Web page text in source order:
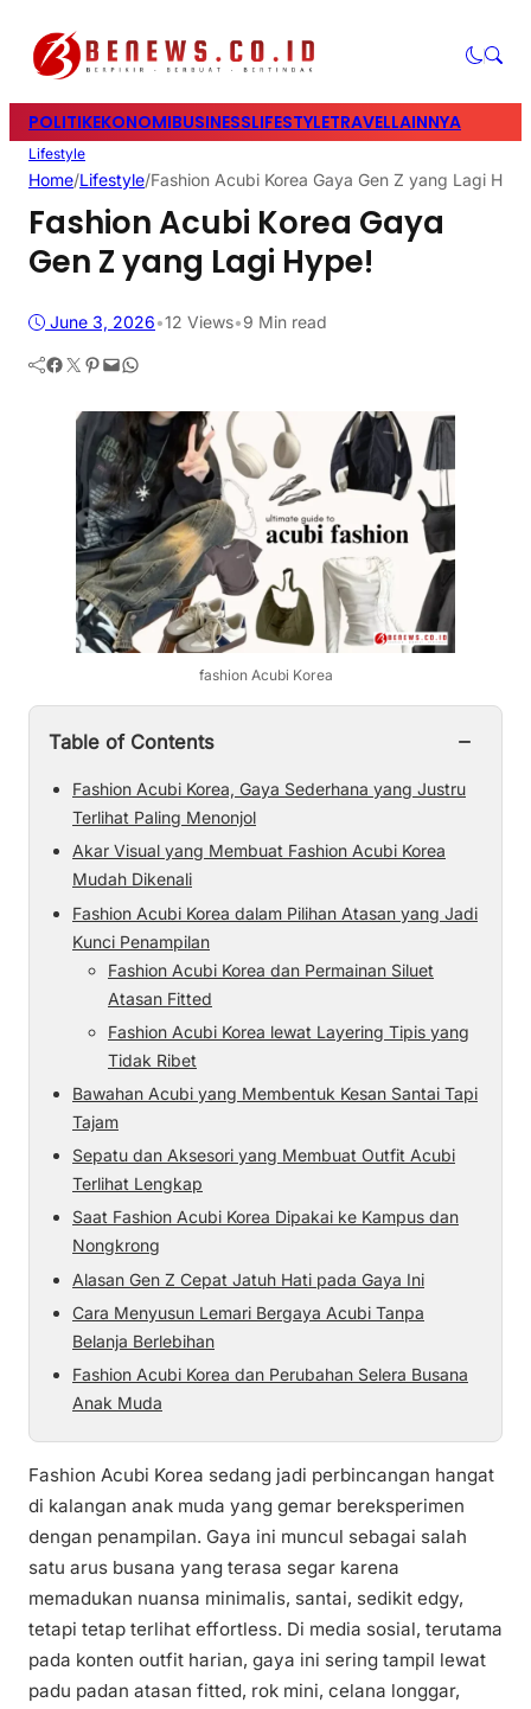
POLITIKEKONOMIBUSINESSLIFESTYLETRAVELLAINNYA
Lifestyle
Home/Lifestyle/Fashion Acubi Korea Gaya Gen Z yang Lagi
Fashion Acubi Korea Gaya
Gen Z yang Lagi Hype!
June 3, 2026•12 Views•9 Min read
Facebook Twitter Pinterest Mail WhatsApp
fashion Acubi Korea
Table of Contents −
Fashion Acubi Korea, Gaya Sederhana yang Justru
Terlihat Paling Menonjol
Akar Visual yang Membuat Fashion Acubi Korea
Mudah Dikenali
Fashion Acubi Korea dalam Pilihan Atasan yang Jadi
Kunci Penampilan
Fashion Acubi Korea dan Permainan Siluet
Atasan Fitted
Fashion Acubi Korea lewat Layering Tipis yang
Tidak Ribet
Bawahan Acubi yang Membentuk Kesan Santai Tapi
Tajam
Sepatu dan Aksesori yang Membuat Outfit Acubi
Terlihat Lengkap
Saat Fashion Acubi Korea Dipakai ke Kampus dan
Nongkrong
Alasan Gen Z Cepat Jatuh Hati pada Gaya Ini
Cara Menyusun Lemari Bergaya Acubi Tanpa
Belanja Berlebihan
Fashion Acubi Korea dan Perubahan Selera Busana
Anak Muda
Fashion Acubi Korea sedang jadi perbincangan hangat
di kalangan anak muda yang gemar bereksperimen
dengan penampilan. Gaya ini muncul sebagai salah
satu arus busana yang terasa segar karena
memadukan nuansa minimalis, santai, sedikit edgy,
tetapi tetap terlihat effortless. Di media sosial, terutama
pada konten outfit harian, gaya ini sering tampil lewat
padu padan atasan fitted, rok mini, celana longgar,